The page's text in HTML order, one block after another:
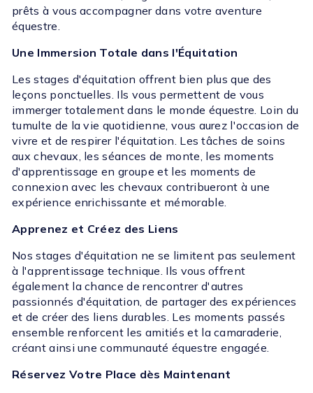
prêts à vous accompagner dans votre aventure
équestre.
Une Immersion Totale dans l'Équitation
Les stages d'équitation offrent bien plus que des
leçons ponctuelles. Ils vous permettent de vous
immerger totalement dans le monde équestre. Loin du
tumulte de la vie quotidienne, vous aurez l'occasion de
vivre et de respirer l'équitation. Les tâches de soins
aux chevaux, les séances de monte, les moments
d'apprentissage en groupe et les moments de
connexion avec les chevaux contribueront à une
expérience enrichissante et mémorable.
Apprenez et Créez des Liens
Nos stages d'équitation ne se limitent pas seulement
à l'apprentissage technique. Ils vous offrent
également la chance de rencontrer d'autres
passionnés d'équitation, de partager des expériences
et de créer des liens durables. Les moments passés
ensemble renforcent les amitiés et la camaraderie,
créant ainsi une communauté équestre engagée.
Réservez Votre Place dès Maintenant